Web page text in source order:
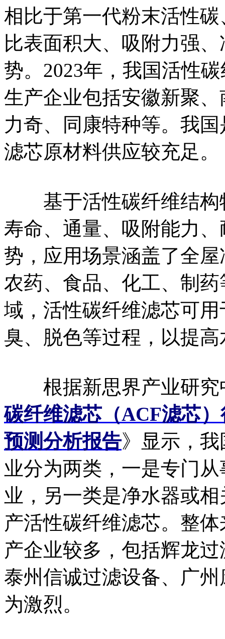
相比于第一代粉末活性
比表面积大、吸附力强
势。2023年，我国活性
生产企业包括安徽新聚
力奇、同康特种等。我
滤芯原材料供应较充足。
基于活性碳纤维结构
寿命、通量、吸附能力
势，应用场景涵盖了全
农药、食品、化工、制
域，活性碳纤维滤芯可
臭、脱色等过程，以提
根据新思界产业研究
碳纤维滤芯（ACF滤芯
预测分析报告》显示，
业分为两类，一是专门
业，另一类是净水器或
产活性碳纤维滤芯。整
产企业较多，包括辉龙
泰州信诚过滤设备、广
为激烈。